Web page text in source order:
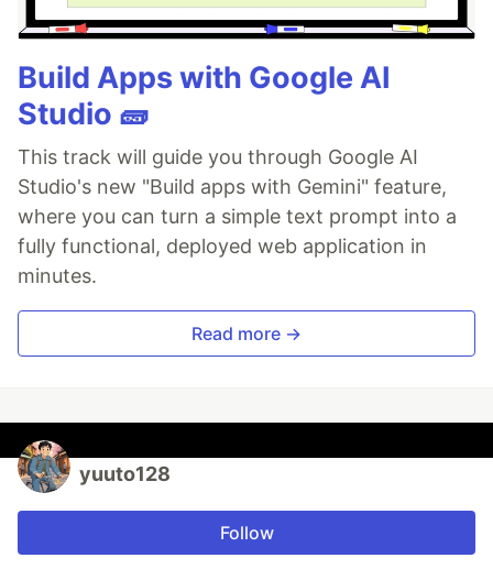
Build Apps with Google AI
Studio 🧱
This track will guide you through Google AI
Studio's new "Build apps with Gemini" feature,
where you can turn a simple text prompt into a
fully functional, deployed web application in
minutes.
Read more →
yuuto128
Follow